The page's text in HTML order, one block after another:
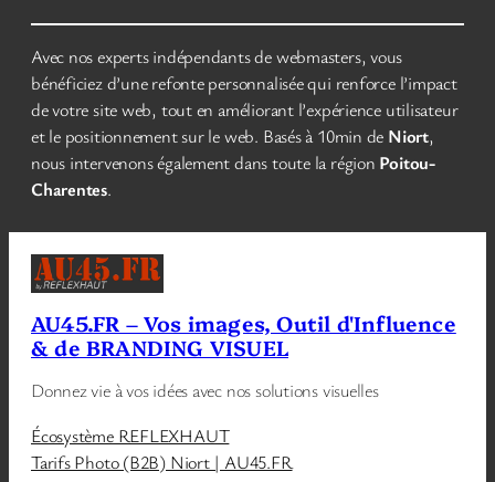
Avec nos experts indépendants de webmasters, vous
bénéficiez d’une refonte personnalisée qui renforce l’impact
de votre site web, tout en améliorant l’expérience utilisateur
et le positionnement sur le web. Basés à 10min de Niort,
nous intervenons également dans toute la région Poitou-
Charentes.
AU45.FR – Vos images, Outil d'Influence
& de BRANDING VISUEL
Donnez vie à vos idées avec nos solutions visuelles
Écosystème REFLEXHAUT
Tarifs Photo (B2B) Niort | AU45.FR